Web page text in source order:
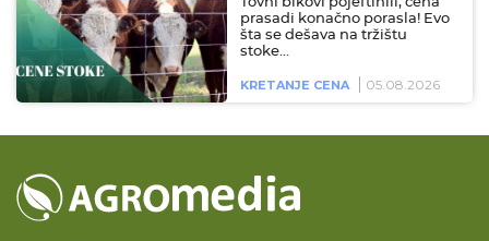
prasadi konačno porasla! Evo
šta se dešava na tržištu
stoke…
KRETANJE CENA 05.08.2026